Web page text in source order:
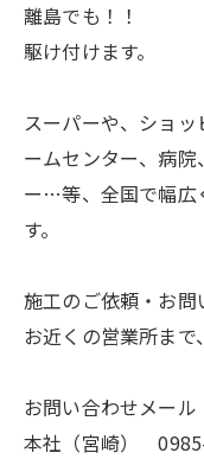
離島でも！！
駆け付けます。
スーパーや、ショ
ームセンター、病
ー…等、全国で幅広
す。
施工のご依頼・お
お近くの営業所まで
お問い合わせメール
本社（宮崎）